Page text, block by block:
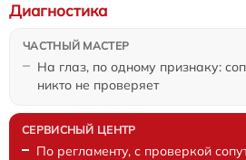
На глаз, по одному признаку:
никто не проверяет
Диагностика
По регламенту, с проверкой